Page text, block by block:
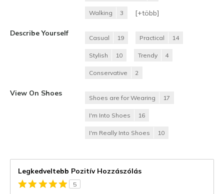
Walking 3 [+több]
Describe Yourself
Casual 19 Practical 14
Stylish 10 Trendy 4
Conservative 2
View On Shoes
Shoes are for Wearing 17
I'm Into Shoes 16
I'm Really Into Shoes 10
Legkedveltebb Pozitív Hozzászólás
5